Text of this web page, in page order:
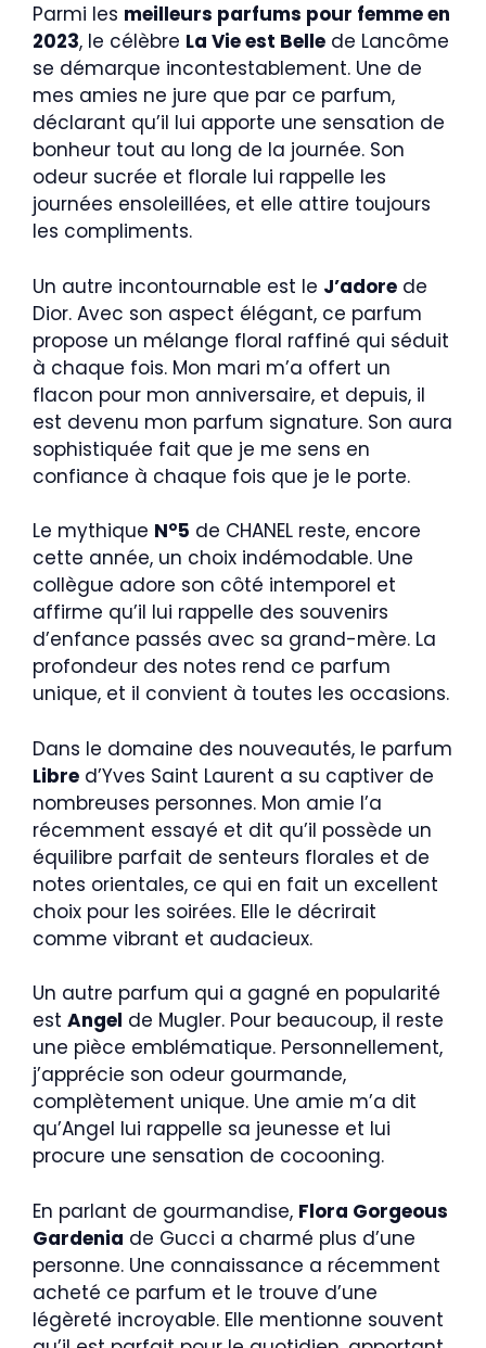
Parmi les meilleurs parfums pour femme en
2023, le célèbre La Vie est Belle de Lancôme
se démarque incontestablement. Une de
mes amies ne jure que par ce parfum,
déclarant qu’il lui apporte une sensation de
bonheur tout au long de la journée. Son
odeur sucrée et florale lui rappelle les
journées ensoleillées, et elle attire toujours
les compliments.
Un autre incontournable est le J’adore de
Dior. Avec son aspect élégant, ce parfum
propose un mélange floral raffiné qui séduit
à chaque fois. Mon mari m’a offert un
flacon pour mon anniversaire, et depuis, il
est devenu mon parfum signature. Son aura
sophistiquée fait que je me sens en
confiance à chaque fois que je le porte.
Le mythique N°5 de CHANEL reste, encore
cette année, un choix indémodable. Une
collègue adore son côté intemporel et
affirme qu’il lui rappelle des souvenirs
d’enfance passés avec sa grand-mère. La
profondeur des notes rend ce parfum
unique, et il convient à toutes les occasions.
Dans le domaine des nouveautés, le parfum
Libre d’Yves Saint Laurent a su captiver de
nombreuses personnes. Mon amie l’a
récemment essayé et dit qu’il possède un
équilibre parfait de senteurs florales et de
notes orientales, ce qui en fait un excellent
choix pour les soirées. Elle le décrirait
comme vibrant et audacieux.
Un autre parfum qui a gagné en popularité
est Angel de Mugler. Pour beaucoup, il reste
une pièce emblématique. Personnellement,
j’apprécie son odeur gourmande,
complètement unique. Une amie m’a dit
qu’Angel lui rappelle sa jeunesse et lui
procure une sensation de cocooning.
En parlant de gourmandise, Flora Gorgeous
Gardenia de Gucci a charmé plus d’une
personne. Une connaissance a récemment
acheté ce parfum et le trouve d’une
légèreté incroyable. Elle mentionne souvent